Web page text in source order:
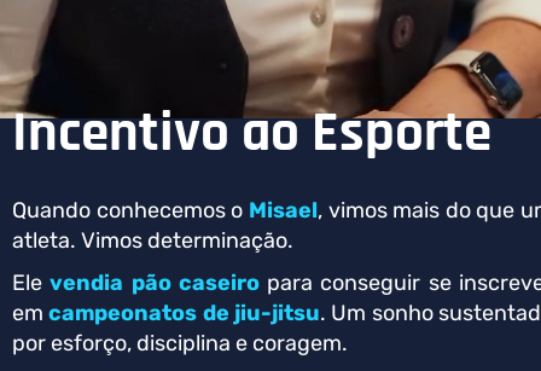
Incentivo ao Esporte
Quando conhecemos o Misael, vimos mais do que
atleta. Vimos determinação.
Elevendia pão caseiropara conseguir se
emcampeonatos de jiu-jitsu. Um sonho
por esforço, disciplina e coragem.